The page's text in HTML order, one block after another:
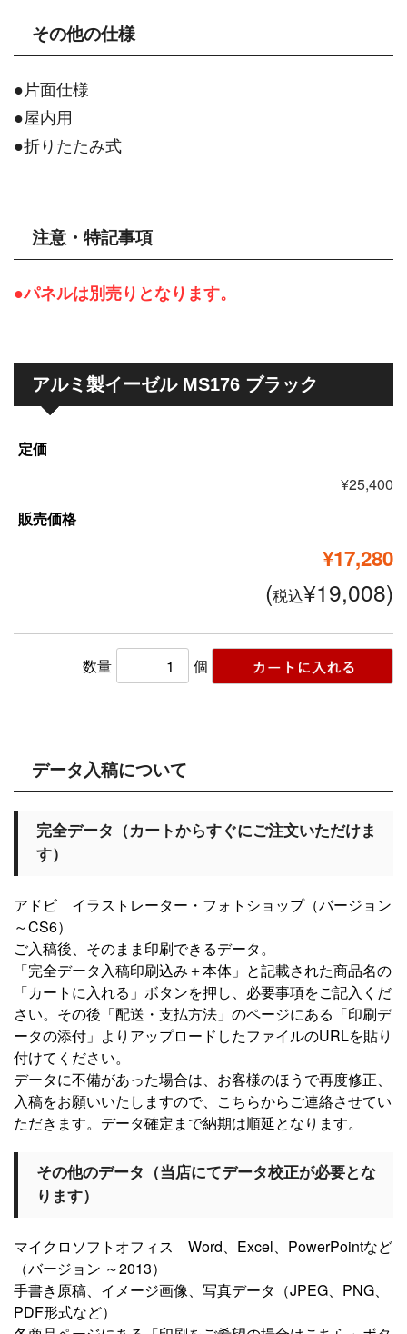
その他の仕様
●片面仕様
●屋内用
●折りたたみ式
注意・特記事項
●パネルは別売りとなります。
アルミ製イーゼル MS176 ブラック
定価
¥25,400
販売価格
¥17,280
(税込¥19,008)
数量 個
データ入稿について
完全データ（カートからすぐにご注文いただけま
す）
アドビ イラストレーター・フォトショップ（バージョン
～CS6）
ご入稿後、そのまま印刷できるデータ。
「完全データ入稿印刷込み＋本体」と記載された商品名の
「カートに入れる」ボタンを押し、必要事項をご記入くだ
さい。その後「配送・支払方法」のページにある「印刷デ
ータの添付」よりアップロードしたファイルのURLを貼り
付けてください。
データに不備があった場合は、お客様のほうで再度修正、
入稿をお願いいたしますので、こちらからご連絡させてい
ただきます。データ確定まで納期は順延となります。
その他のデータ（当店にてデータ校正が必要とな
ります）
マイクロソフトオフィス Word、Excel、PowerPointなど
（バージョン ～2013）
手書き原稿、イメージ画像、写真データ（JPEG、PNG、
PDF形式など）